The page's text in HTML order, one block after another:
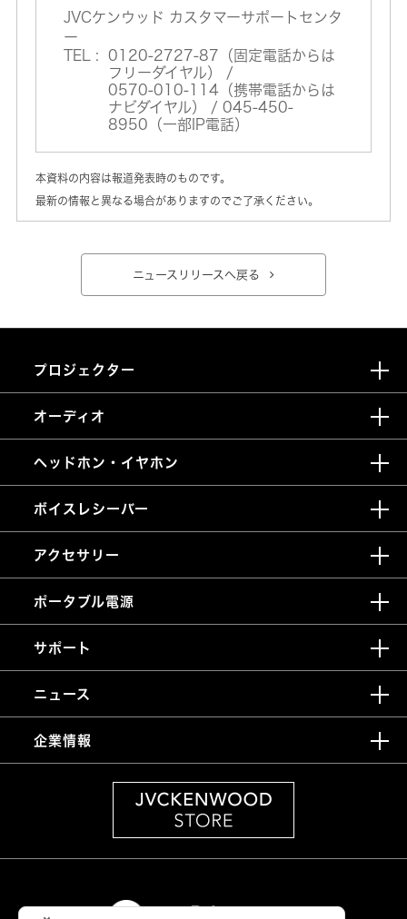
JVCケンウッド カスタマーサポートセンタ
ー
TEL : 0120-2727-87（固定電話からは
フリーダイヤル） /
0570-010-114（携帯電話からは
ナビダイヤル） / 045-450-
8950（一部IP電話）
本資料の内容は報道発表時のものです。
最新の情報と異なる場合がありますのでご了承ください。
ニュースリリースへ戻る
プロジェクター
オーディオ
ヘッドホン・イヤホン
ボイスレシーバー
アクセサリー
ポータブル電源
サポート
ニュース
企業情報